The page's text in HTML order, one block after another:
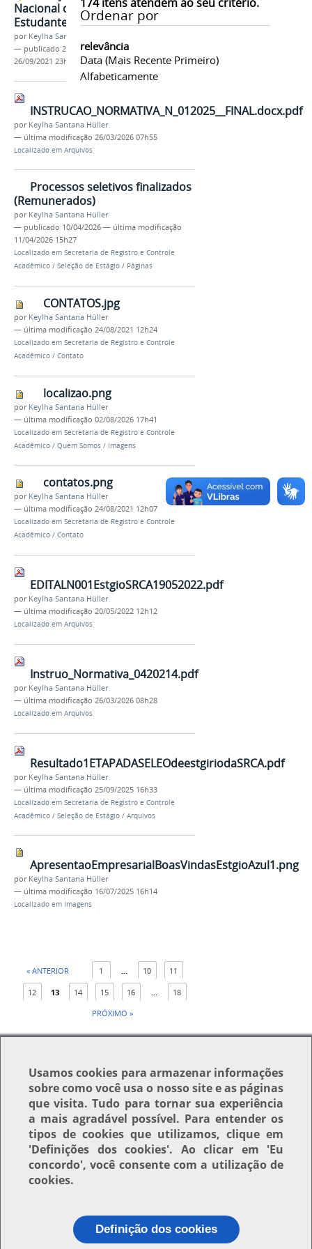
Ordenar por
relevância
Data (mais Recente Primeiro)
Alfabeticamente
Nacional de Desempenho dos
Estudantes (ENADE) 2021
por Keylha Santana Hüller
— publicado 26/09/2021—última modificação
26/09/2021 23h02
INSTRUCAO_NORMATIVA_N_012025__FINAL.docx.pdf
por Keylha Santana Hüller
— última modificação 26/03/2026 07h55
Localizado em Arquivos
Processos seletivos finalizados
(Remunerados)
por Keylha Santana Hüller
— publicado 10/04/2026 — última modificação
11/04/2026 15h27
Localizado em Secretaria de Registro e Controle
Acadêmico / Seleção de Estágio / Páginas
CONTATOS.jpg
por Keylha Santana Hüller
— última modificação 24/08/2021 12h24
Localizado em Secretaria de Registro e Controle
Acadêmico / Contato
localizao.png
por Keylha Santana Hüller
— última modificação 02/08/2026 17h41
Localizado em Secretaria de Registro e Controle
Acadêmico / Quem Somos / Imagens
contatos.png
por Keylha Santana Hüller
— última modificação 24/08/2021 12h07
Localizado em Secretaria de Registro e Controle
Acadêmico / Contato
EDITALN001EstgioSRCA19052022.pdf
por Keylha Santana Hüller
— última modificação 20/05/2022 12h12
Localizado em Arquivos
Instruo_Normativa_0420214.pdf
por Keylha Santana Hüller
— última modificação 26/03/2026 08h28
Localizado em Arquivos
Resultado1ETAPADASELEOdeestgiriodaSRCA.pdf
por Keylha Santana Hüller
— última modificação 25/09/2025 16h33
Localizado em Secretaria de Registro e Controle
Acadêmico / Seleção de Estágio / Arquivos
ApresentaoEmpresarialBoasVindasEstgioAzul1.png
por Keylha Santana Hüller
— última modificação 16/07/2025 16h14
Localizado em Imagens
« ANTERIOR 1 ... 10 11
12 13 14 15 16 ...
18
PRÓXIMO »
Voltar para o topo
Usamoscookies para armazenar informações
sobre como você usa o nosso site e as páginas
que visita. Tudo para tornar sua experiência
a mais agradável possível. Para entender os
tipos de cookies que utilizamos, clique em
'Definições dos cookies'. Ao clicar em 'Eu
concordo', você consente com a utilização de
cookies.